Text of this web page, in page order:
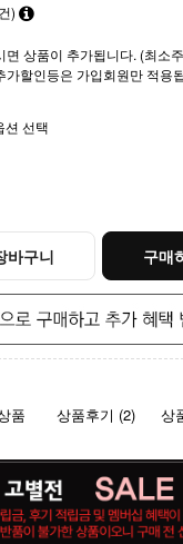
)
상품이 추가됩니다. (최소
할인등은 가입회원만 적용
바구니 구매
품 상품후기 (2) 상